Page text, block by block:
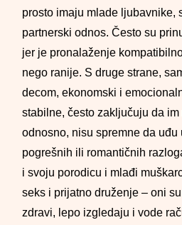
prosto imaju mlade ljubavnike,
partnerski odnos. Često su
jer je pronalaženje
nego ranije. S druge strane,
decom, ekonomski i
stabilne, često zaključuju da
odnosno, nisu spremne da
pogrešnih ili romantičnih
i svoju porodicu i mlađi
seks i prijatno druženje – oni
zdravi, lepo izgledaju i vode